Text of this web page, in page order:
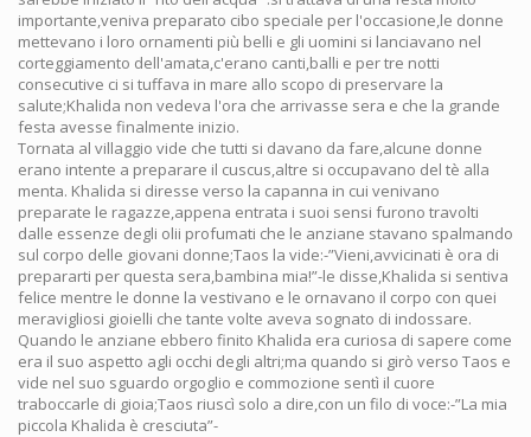
importante,veniva preparato cibo speciale per l'occasione,le donne
mettevano i loro ornamenti più belli e gli uomini si lanciavano nel
corteggiamento dell'amata,c'erano canti,balli e per tre notti
consecutive ci si tuffava in mare allo scopo di preservare la
salute;Khalida non vedeva l'ora che arrivasse sera e che la grande
festa avesse finalmente inizio.
Tornata al villaggio vide che tutti si davano da fare,alcune donne
erano intente a preparare il cuscus,altre si occupavano del tè alla
menta. Khalida si diresse verso la capanna in cui venivano
preparate le ragazze,appena entrata i suoi sensi furono travolti
dalle essenze degli olii profumati che le anziane stavano spalmando
sul corpo delle giovani donne;Taos la vide:-”Vieni,avvicinati è ora di
prepararti per questa sera,bambina mia!”-le disse,Khalida si sentiva
felice mentre le donne la vestivano e le ornavano il corpo con quei
meravigliosi gioielli che tante volte aveva sognato di indossare.
Quando le anziane ebbero finito Khalida era curiosa di sapere come
era il suo aspetto agli occhi degli altri;ma quando si girò verso Taos e
vide nel suo sguardo orgoglio e commozione sentì il cuore
traboccarle di gioia;Taos riuscì solo a dire,con un filo di voce:-”La mia
piccola Khalida è cresciuta”-